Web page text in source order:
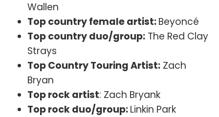
Wallen
Top country female artist:Beyoncé
Top country duo/group: The Red Clay
Strays
Top Country Touring Artist: Zach
Bryan
Top rock artist: Zach Bryank
Top rock duo/group:Linkin Park